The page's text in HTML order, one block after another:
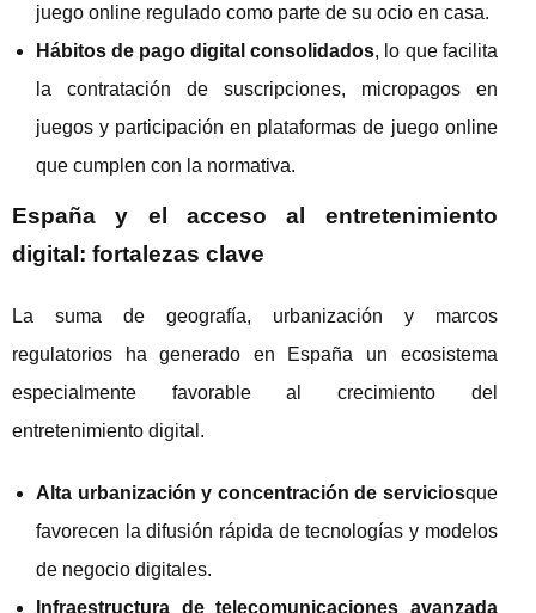
juego online regulado como parte de su ocio en casa.
Hábitos de pago digital consolidados, lo que facilita
la contratación de suscripciones, micropagos en
juegos y participación en plataformas de juego online
que cumplen con la normativa.
España y el acceso al entretenimiento
digital: fortalezas clave
La suma de geografía, urbanización y marcos
regulatorios ha generado en España un ecosistema
especialmente favorable al crecimiento del
entretenimiento digital.
Alta urbanización y concentración de serviciosque
favorecen la difusión rápida de tecnologías y modelos
de negocio digitales.
Infraestructura de telecomunicaciones avanzada